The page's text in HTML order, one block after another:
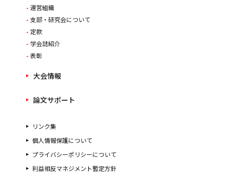
運営組織
支部・研究会について
定款
学会誌紹介
表彰
大会情報
論文サポート
リンク集
個人情報保護について
プライバシーポリシーについて
利益相反マネジメント暫定方針